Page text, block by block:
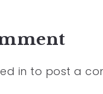
in to post a